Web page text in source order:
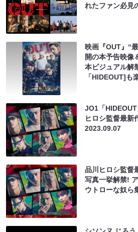
れたファン必見
映画『OUT』“
開の本予告映像
本ビジュアル解
「HIDEOUT]も
JO1「HIDEOUT
ヒロシ監督最新
2023.09.07
品川ヒロシ監督
写真一挙解禁!
ウトローな奴ら